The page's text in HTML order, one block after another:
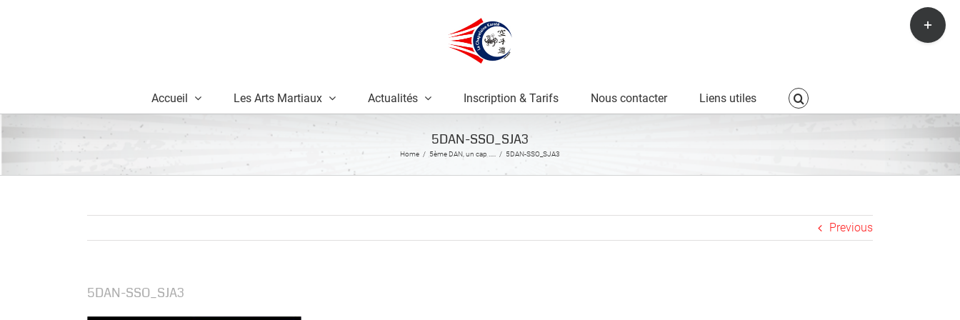
Accueil Les Arts Martiaux Actualités Inscription & Tarifs Nous contacter Liens utiles
5DAN-SSO_SJA3
Home 5ème DAN, un cap ….. 5DAN-SSO_SJA3
Previous
5DAN-SSO_SJA3
Toggle
Sliding